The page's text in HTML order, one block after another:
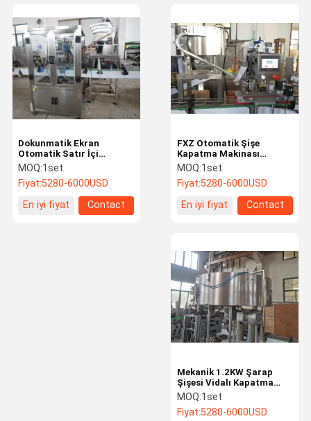
Ev Ürün:% S
Kalite Kontrol
Bizimle
Iletişime
Haberler
Bir Teklif
Isteği
FXZ Otomatik Şişe
Kapatma Makinası
1700mm Dolum Ve
Kapatma Makinası
MOQ:1set
Fiyat:5280-6000USD
En iyi fiyat
Contact
Dokunmatik Ekran
Otomatik Satır İçi
Kapatma Makinesi FXZ
Saatte 2400 Şişe
MOQ:1set
Fiyat:5280-6000USD
En iyi fiyat
Contact
Mekanik 1.2KW Şarap
Şişesi Vidalı Kapatma
Makinesi 140mm Pet Şişe
Kapatma Makinesi
MOQ:1set
Fiyat:5280-6000USD